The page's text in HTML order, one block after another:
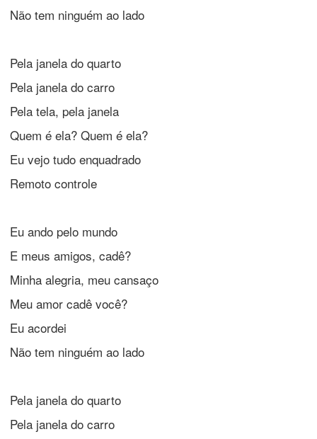
Não tem ninguém ao lado
Pela janela do quarto
Pela janela do carro
Pela tela, pela janela
Quem é ela? Quem é ela?
Eu vejo tudo enquadrado
Remoto controle
Eu ando pelo mundo
E meus amigos, cadê?
Minha alegria, meu cansaço
Meu amor cadê você?
Eu acordei
Não tem ninguém ao lado
Pela janela do quarto
Pela janela do carro